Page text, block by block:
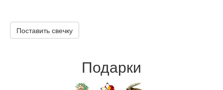
Поставить свечку
Подарки